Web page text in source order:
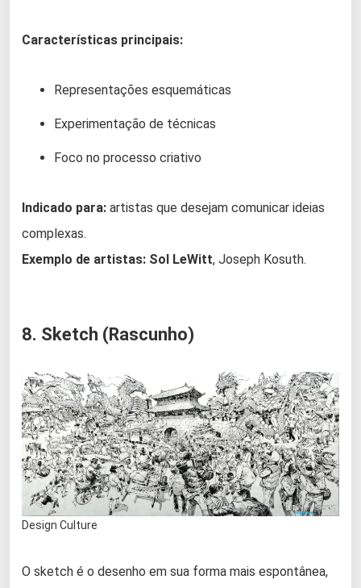
Características principais:
Representações esquemáticas
Experimentação de técnicas
Foco no processo criativo
Indicado para: artistas que desejam comunicar ideias
complexas.
Exemplo de artistas: Sol LeWitt, Joseph Kosuth.
8. Sketch (Rascunho)
Design Culture
O sketch é o desenho em sua forma mais espontânea,